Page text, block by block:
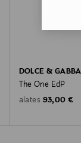
DOLCE &
The One EdP
alates Original
93,00 €